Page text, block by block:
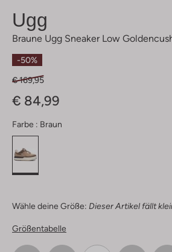
Ugg
Braune Ugg Sneaker Low
-50%
€ 169,95
€ 84,99
Farbe : Braun
Wähle deine Größe: Dieser Artikel fällt
Größentabelle